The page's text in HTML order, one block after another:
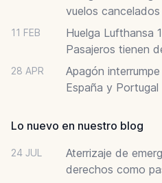
vuelos
11 FEB
Huelga Lufthansa
Pasajeros tienen
28 APR
Apagón
España y Portugal
Lo nuevo en nuestro blog
24 JUL
Aterrizaje de
derechos como